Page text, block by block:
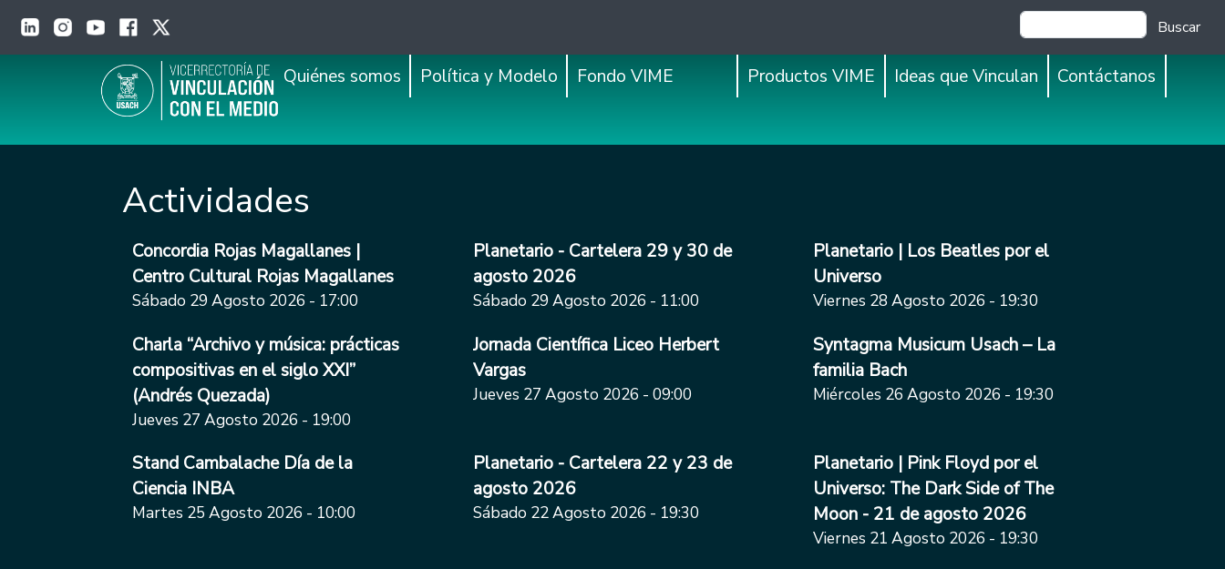
Main navigation
Quiénes somos Política y Modelo Fondo VIME Productos VIME Ideas que Vinculan Contáctanos
Buscar
Actividades
Concordia Rojas Magallanes |
Centro Cultural Rojas Magallanes
Sábado 29 Agosto 2026 - 17:00
Planetario - Cartelera 29 y 30 de
agosto 2026
Sábado 29 Agosto 2026 - 11:00
Planetario | Los Beatles por el
Universo
Viernes 28 Agosto 2026 - 19:30
Charla “Archivo y música: prácticas
compositivas en el siglo XXI”
(Andrés Quezada)
Jueves 27 Agosto 2026 - 19:00
Jornada Científica Liceo Herbert
Vargas
Jueves 27 Agosto 2026 - 09:00
Syntagma Musicum Usach – La
familia Bach
Miércoles 26 Agosto 2026 - 19:30
Stand Cambalache Día de la
Ciencia INBA
Martes 25 Agosto 2026 - 10:00
Planetario - Cartelera 22 y 23 de
agosto 2026
Sábado 22 Agosto 2026 - 19:30
Planetario | Pink Floyd por el
Universo: The Dark Side of The
Moon - 21 de agosto 2026
Viernes 21 Agosto 2026 - 19:30